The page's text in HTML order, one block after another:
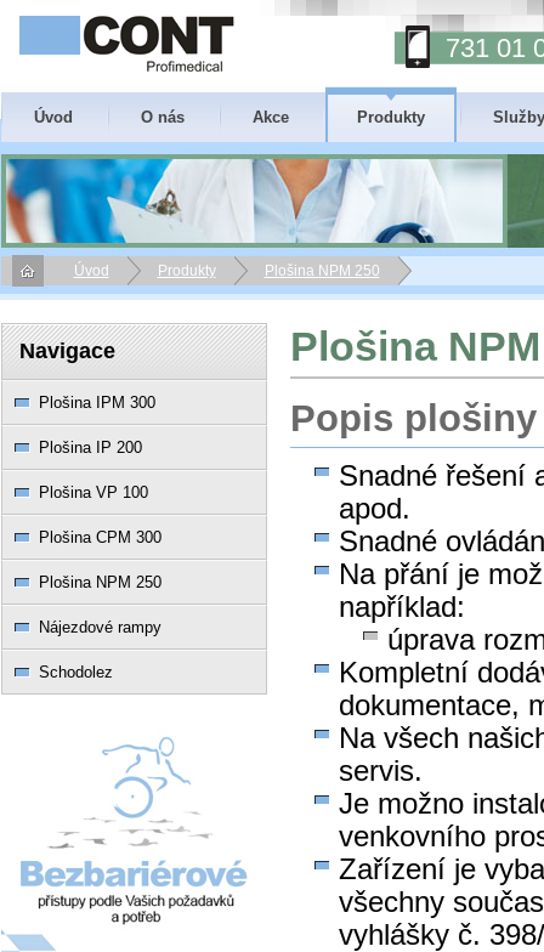
731 01
Úvod O nás Akce Produkty Služby
Úvod Produkty Plošina NPM 250
Plošina
Popis plošiny
Snadné řešení
apod.
Snadné
Na přání je
například:
úprava
Kompletní
dokumentace,
Na všech
servis.
Je možno
venkovního
Zařízení je
všechny
vyhlášky č.
Navigace
Plošina IPM 300
Plošina IP 200
Plošina VP 100
Plošina CPM 300
Plošina NPM 250
Nájezdové rampy
Schodolez